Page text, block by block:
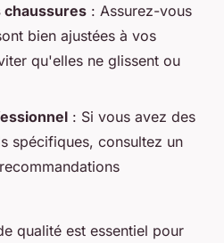
chaussures : Assurez-vous
bien ajustées à vos
qu'elles ne glissent ou
: Si vous avez des
spécifiques, consultez un
qualité est essentiel pour